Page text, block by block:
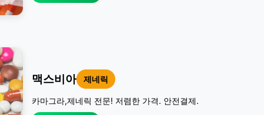
맥스비아 제네릭
카마그라,제네릭 전문! 저렴한 가격. 안전결제.